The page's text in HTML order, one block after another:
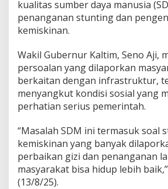
kualitas sumber daya manusia
penanganan stunting dan
kemiskinan.
Wakil Gubernur Kaltim, Seno Aji,
persoalan yang dilaporkan
berkaitan dengan infrastruktur,
menyangkut kondisi sosial yang
perhatian serius pemerintah.
“Masalah SDM ini termasuk soal
kemiskinan yang banyak
perbaikan gizi dan penanganan
masyarakat bisa hidup lebih
(13/8/25).